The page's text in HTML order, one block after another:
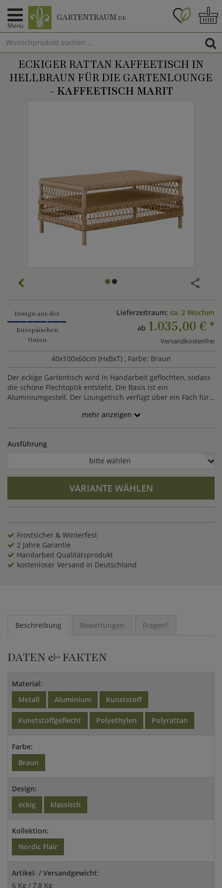
Menü
GARTENTRAUM.DE
ECKIGER RATTAN KAFFEETISCH IN
HELLBRAUN FÜR DIE GARTENLOUNGE
- KAFFEETISCH MARIT
Design aus der
Europäischen
Union
Lieferzeitraum: ca. 2 Wochen
ab 1.035,00 € *
Versandkostenfrei
40x100x60cm (HxBxT) , Farbe: Braun
Der eckige Gartentisch wird in Handarbeit geflochten, sodass
die schöne Flechtoptik entsteht. Die Basis ist ein
Aluminiumgestell. Der Loungetisch verfügt über ein Fach für
Tischplatte aus Glas bestellt werden. Alle verwendetetn
Materialien sind wetterfest, sodass der Tisch ein langlebiger
mehr anzeigen
Ausführung
bitte wählen
VARIANTE WÄHLEN
Frostsicher & Winterfest
2 Jahre Garantie
Handarbeit Qualitätsprodukt
kostenloser Versand in Deutschland
Beschreibung Bewertungen Fragen?
DATEN & FAKTEN
Material:
Metall
Aluminium Kunststoff
Kunststoffgeflecht Polyethylen Polyrattan
Farbe:
Braun
Design:
eckig
klassisch
Kollektion:
Nordic Flair
Artikel- / Versandgewicht:
6 Kg / 7,8 Kg